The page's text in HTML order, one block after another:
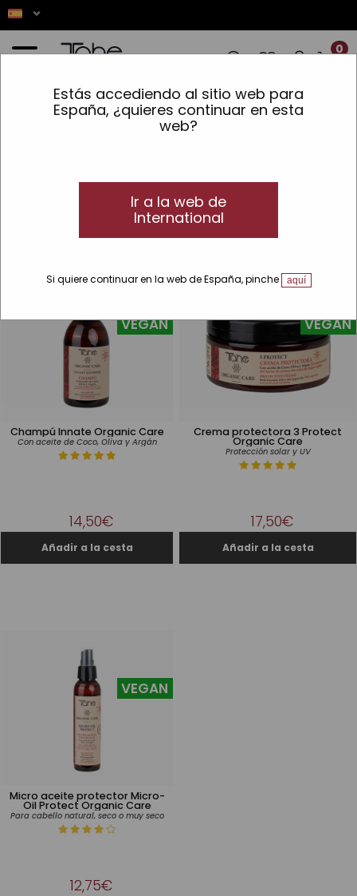
Estás accediendo al sitio web para
España, ¿quieres continuar en esta
web?
Ir a la web de
International
Si quiere continuar en la web de España, pinche aquí
0
✨ LOS PEDIDOS
»Organic Care solar
Protección solar para tu cabello
Productos Organic Care para el cuidado y protección de tu
Champú Innate Organic Care
Con aceite de Coco, Oliva y Argán
VEGAN
14,50€
Crema protectora 3 Protect
Organic Care
Protección solar y UV
VEGAN
17,50€
Micro aceite protector Micro-
Oil Protect Organic Care
Para cabello natural, seco o muy seco
VEGAN
12,75€